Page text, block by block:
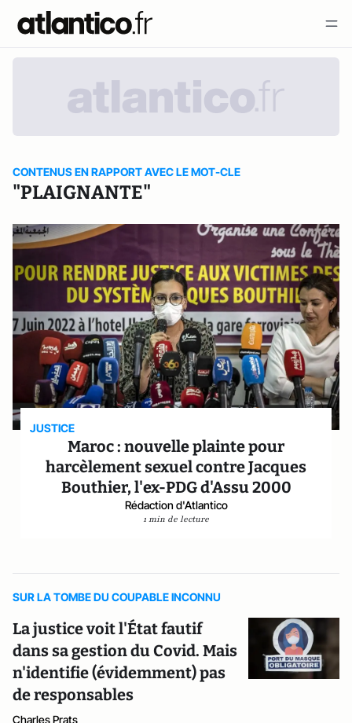
CONTENUS EN RAPPORT AVEC LE MOT-CLE
"PLAIGNANTE"
JUSTICE
Maroc : nouvelle plainte pour
harcèlement sexuel contre Jacques
Bouthier, l'ex-PDG d'Assu 2000
Rédaction d'Atlantico
1 min de lecture
SUR LA TOMBE DU COUPABLE INCONNU
La justice voit l'État fautif
dans sa gestion du Covid. Mais
n'identifie (évidemment) pas
de responsables
Charles Prats